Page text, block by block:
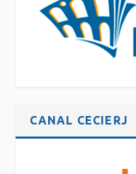
CANAL CECIERJ